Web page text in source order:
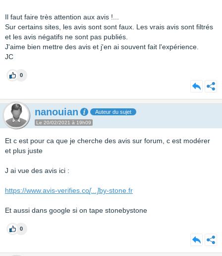
Il faut faire très attention aux avis !...
Sur certains sites, les avis sont sont faux. Les vrais avis sont filtrés
et les avis négatifs ne sont pas publiés.
J'aime bien mettre des avis et j'en ai souvent fait l'expérience.
JC
0
nanouian Auteur du sujet
Le 20/02/2021 à 19h09
Et c est pour ca que je cherche des avis sur forum, c est modérer
et plus juste
J ai vue des avis ici :
https://www.avis-verifies.co[...]by-stone.fr
Et aussi dans google si on tape stonebystone
0